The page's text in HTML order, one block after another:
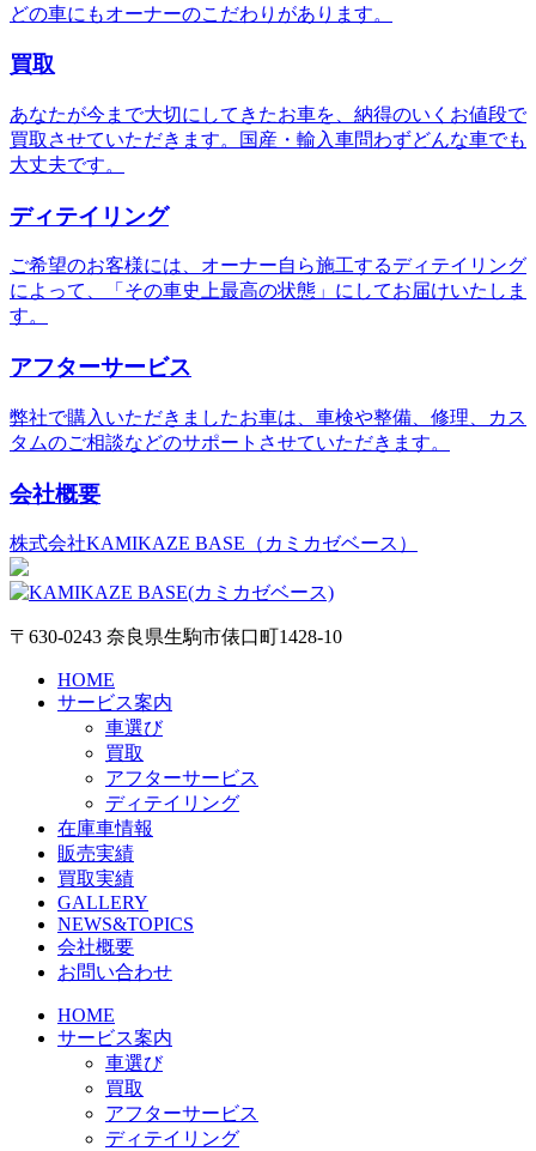
どの車にもオーナーのこだわりがあります。
買取
あなたが今まで大切にしてきたお車を、納得のいくお値段で
買取させていただきます。国産・輸入車問わずどんな車でも
大丈夫です。
ディテイリング
ご希望のお客様には、オーナー自ら施工するディテイリング
によって、「その車史上最高の状態」にしてお届けいたしま
す。
アフターサービス
弊社で購入いただきましたお車は、車検や整備、修理、カス
タムのご相談などのサポートさせていただきます。
会社概要
株式会社KAMIKAZE BASE（カミカゼベース）
〒630-0243 奈良県生駒市俵口町1428-10
HOME
サービス案内
車選び
買取
アフターサービス
ディテイリング
在庫車情報
販売実績
買取実績
GALLERY
NEWS&TOPICS
会社概要
お問い合わせ
HOME
サービス案内
車選び
買取
アフターサービス
ディテイリング